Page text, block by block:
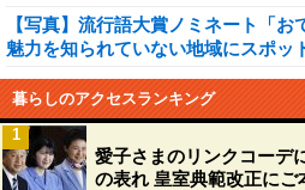
【写真】流行語大賞ノミネート「お
魅力を知られていない地域にスポッ
暮らしのアクセスランキング
愛子さまのリンクコーデ
の表れ 皇室典範改正にご
1